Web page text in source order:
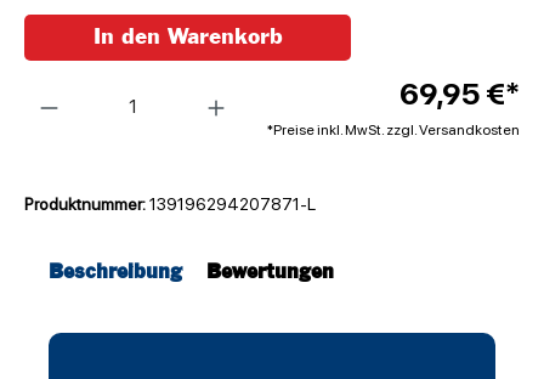
69,95 €*
*Preise inkl. MwSt. zzgl. Versandkosten
In den Warenkorb
Produktnummer:139196294207871-L
Beschreibung Bewertungen